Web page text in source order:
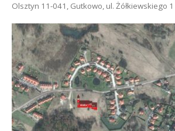
Olsztyn 11-041, Gutkowo, ul. Żółkiewskiego 1